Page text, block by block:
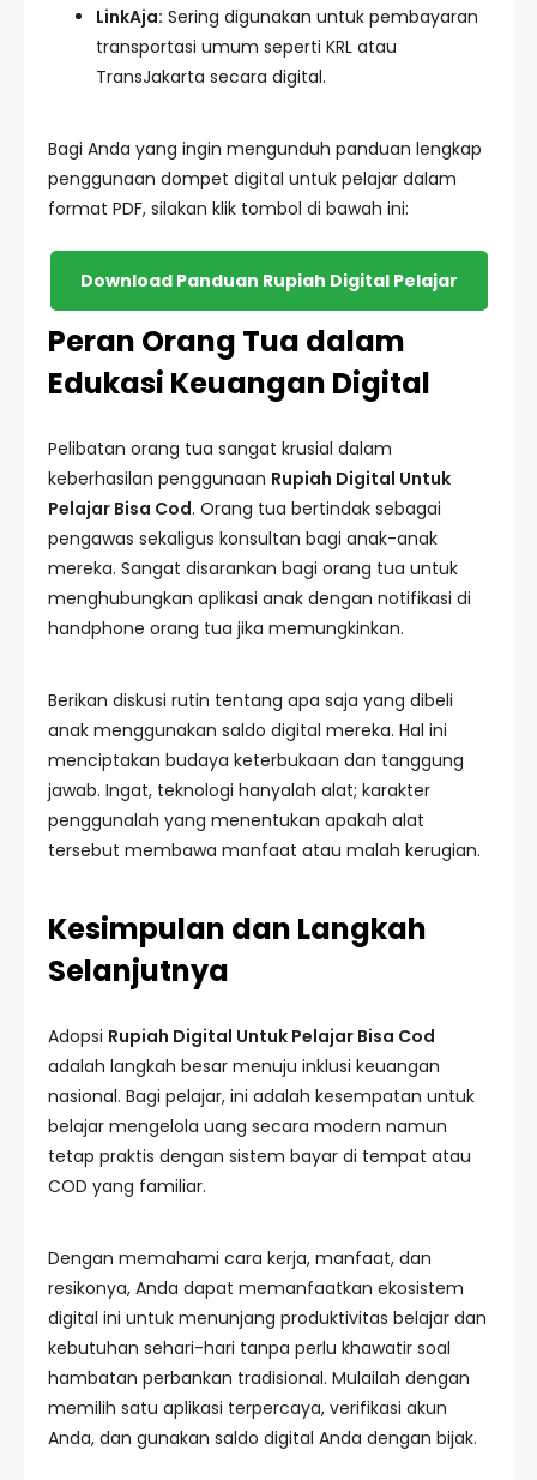
LinkAja: Sering digunakan untuk pembayaran
transportasi umum seperti KRL atau
TransJakarta secara digital.
Bagi Anda yang ingin mengunduh panduan lengkap
penggunaan dompet digital untuk pelajar dalam
format PDF, silakan klik tombol di bawah ini:
Download Panduan Rupiah Digital Pelajar
Peran Orang Tua dalam
Edukasi Keuangan Digital
Pelibatan orang tua sangat krusial dalam
keberhasilan penggunaan Rupiah Digital Untuk
Pelajar Bisa Cod. Orang tua bertindak sebagai
pengawas sekaligus konsultan bagi anak-anak
mereka. Sangat disarankan bagi orang tua untuk
menghubungkan aplikasi anak dengan notifikasi di
handphone orang tua jika memungkinkan.
Berikan diskusi rutin tentang apa saja yang dibeli
anak menggunakan saldo digital mereka. Hal ini
menciptakan budaya keterbukaan dan tanggung
jawab. Ingat, teknologi hanyalah alat; karakter
penggunalah yang menentukan apakah alat
tersebut membawa manfaat atau malah kerugian.
Kesimpulan dan Langkah
Selanjutnya
Adopsi Rupiah Digital Untuk Pelajar Bisa Cod
adalah langkah besar menuju inklusi keuangan
nasional. Bagi pelajar, ini adalah kesempatan untuk
belajar mengelola uang secara modern namun
tetap praktis dengan sistem bayar di tempat atau
COD yang familiar.
Dengan memahami cara kerja, manfaat, dan
resikonya, Anda dapat memanfaatkan ekosistem
digital ini untuk menunjang produktivitas belajar dan
kebutuhan sehari-hari tanpa perlu khawatir soal
hambatan perbankan tradisional. Mulailah dengan
memilih satu aplikasi terpercaya, verifikasi akun
Anda, dan gunakan saldo digital Anda dengan bijak.